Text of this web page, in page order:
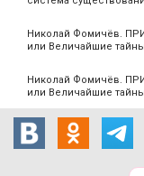
Николай Фомичёв.
или Величайшие
Николай Фомичёв.
или Величайшие